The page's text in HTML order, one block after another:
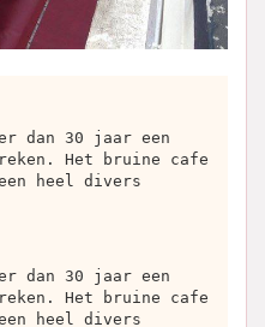
dan 30 jaar een
Het bruine cafe
heel divers
dan 30 jaar een
Het bruine cafe
heel divers